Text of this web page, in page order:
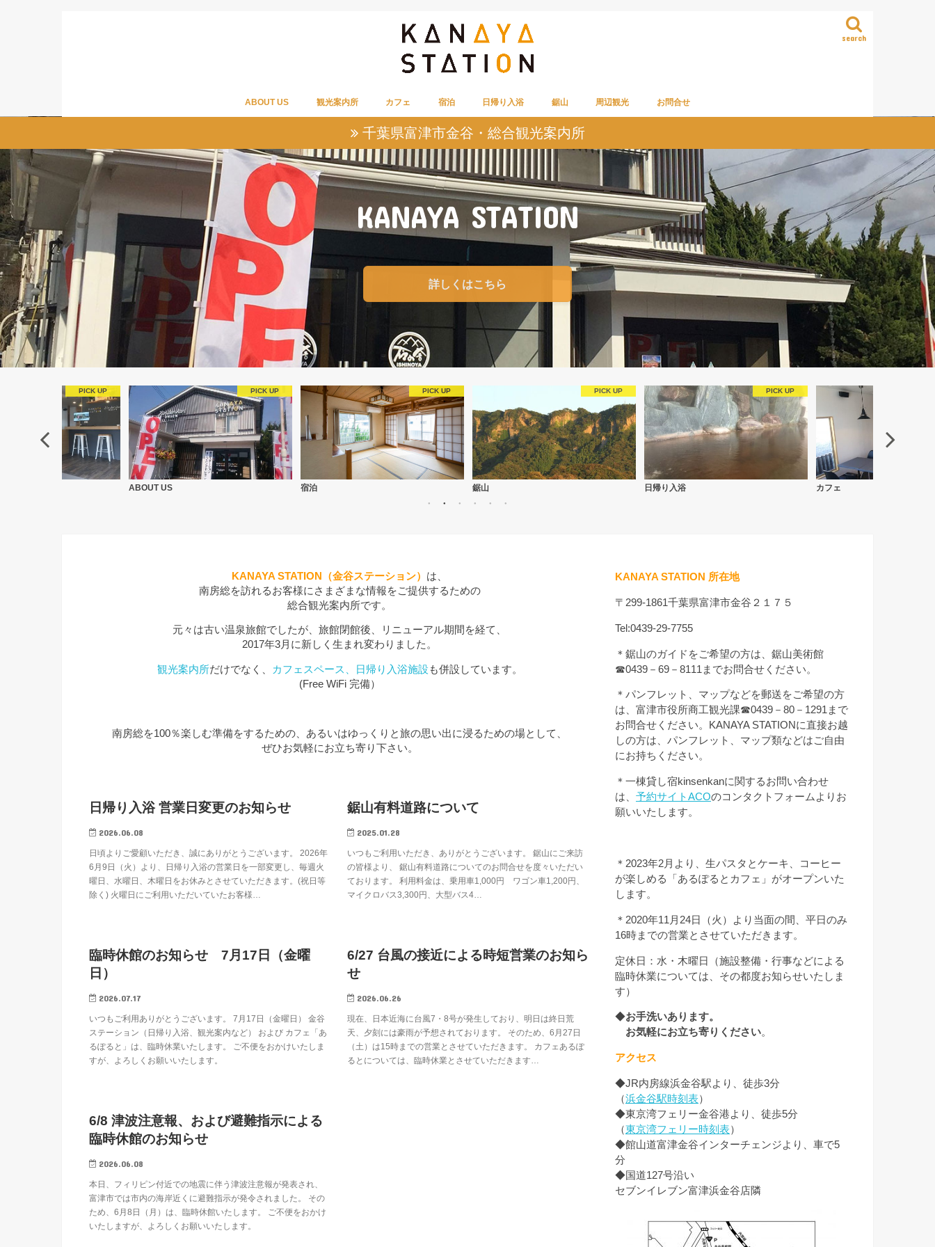
search
ABOUT US 観光案内所 カフェ 宿泊 日帰り入浴 鋸山
鋸山認定ガイド
周辺観光 お問合せ
千葉県富津市金谷・総合観光案内所
KANAYA STATION
詳しくはこちら
ABOUT US 宿泊 鋸山 日帰り入浴 カフェ
KANAYA STATION（金谷ステーション） は、
南房総を訪れるお客様にさまざまな情報をご提供するための
総合観光案内所です。
元々は古い温泉旅館でしたが、旅館閉館後、リニューアル期間を経て、
2017年3月に新しく生まれ変わりました。
観光案内所だけでなく、 カフェスペース 日帰り入浴施設も併設しています。
(Free WiFi 完備）
南房総を100％楽しむ準備をするための、あるいはゆっくりと旅の思い出に浸るための場として、
ぜひお気軽にお立ち寄り下さい。
日帰り入浴 営業日変更のお知らせ
2026.06.08
日頃よりご愛顧いただき、誠にありがとうございます。 2026年
6月9日（火）より、日帰り入浴の営業日を一部変更し、毎週火
曜日、水曜日、木曜日をお休みとさせていただきます。(祝日等
除く) 火曜日にご利用いただいていたお客様…
鋸山有料道路について
2025.01.28
いつもご利用いただき、ありがとうございます。 鋸山にご来訪
の皆様より、 鋸山有料道路についてのお問合せを度々いただい
ております。 利用料金は、乗用車1,000円 ワゴン車1,200円、
マイクロバス3,300円、大型バス4…
臨時休館のお知らせ 7月17日（金曜
日）
2026.07.17
いつもご利用ありがとうございます。 7月17日（金曜日） 金谷
ステーション（日帰り入浴、観光案内など） および カフェ「あ
るぽると」は、臨時休業いたします。 ご不便をおかけいたしま
すが、よろしくお願いいたします。
6/27 台風の接近による時短営業のお知ら
せ
2026.06.26
現在、日本近海に台風7・8号が発生しており、明日は終日荒
天、夕刻には豪雨が予想されております。 そのため、6月27日
（土）は15時までの営業とさせていただきます。 カフェあるぽ
るとについては、臨時休業とさせていただきます…
6/8 津波注意報、および避難指示による
臨時休館のお知らせ
2026.06.08
本日、フィリピン付近での地震に伴う津波注意報が発表され、
富津市では市内の海岸近くに避難指示が発令されました。 その
ため、6月8日（月）は、臨時休館いたします。 ご不便をおかけ
いたしますが、よろしくお願いいたします。
KANAYA STATION 所在地
〒299-1861千葉県富津市金谷２１７５
Tel:0439-29-7755
＊鋸山のガイドをご希望の方は、鋸山美術館
☎0439－69－8111までお問合せください。
＊パンフレット、マップなどを郵送をご希望の方
は、富津市役所商工観光課☎0439－80－1291まで
お問合せください。KANAYA STATIONに直接お越
しの方は、パンフレット、マップ類などはご自由
にお持ちください。
＊一棟貸し宿kinsenkanに関するお問い合わせ
は、 予約サイトACOのコンタクトフォームよりお
願いいたします。
＊2023年2月より、生パスタとケーキ、コーヒー
が楽しめる「あるぽるとカフェ」がオープンいた
します。
＊2020年11月24日（火）より当面の間、平日のみ
16時までの営業とさせていただきます。
定休日：水・木曜日（施設整備・行事などによる
臨時休業については、その都度お知らせいたしま
す）
◆お手洗いあります。
お気軽にお立ち寄りください。
アクセス
◆JR内房線浜金谷駅より、徒歩3分
（浜金谷駅時刻表）
◆東京湾フェリー金谷港より、徒歩5分
（東京湾フェリー時刻表）
◆館山道富津金谷インターチェンジより、車で5
分
◆国道127号沿い
セブンイレブン富津浜金谷店隣